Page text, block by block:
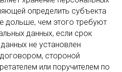
определить субъекта
дольше, чем этого требуют
данных, если срок
не установлен
стороной
или поручителем по